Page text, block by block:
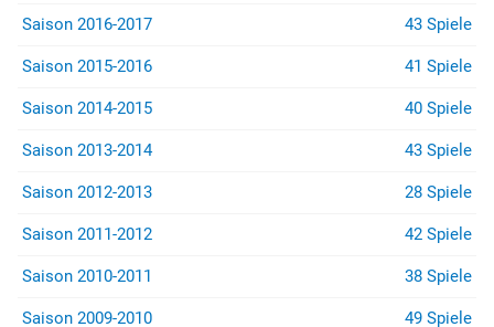
Saison 2016-2017 43 Spiele
Saison 2015-2016 41 Spiele
Saison 2014-2015 40 Spiele
Saison 2013-2014 43 Spiele
Saison 2012-2013 28 Spiele
Saison 2011-2012 42 Spiele
Saison 2010-2011 38 Spiele
Saison 2009-2010 49 Spiele